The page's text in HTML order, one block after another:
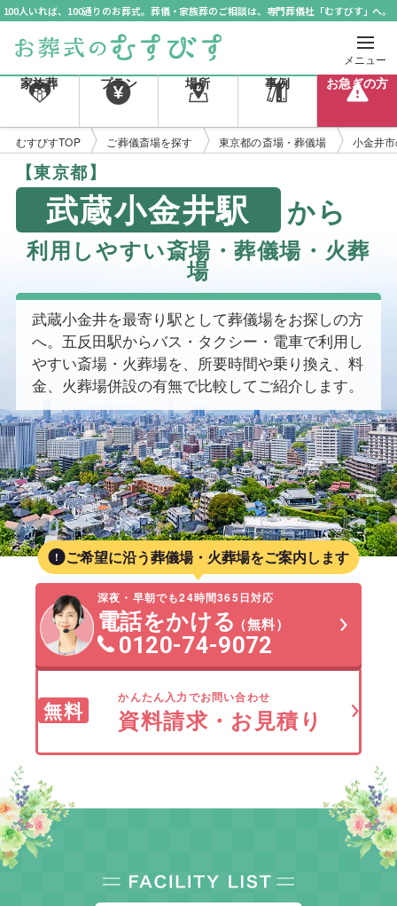
100人いれば、100通りのお葬式。葬儀・家族葬のご相談は、専門葬儀社「むすびす」へ。
メニュー
家族葬 プラン 場所 事例 お急ぎの方
むすびすTOP ご葬儀斎場を探す 東京都の斎場・葬儀場 小金井
【東京都】
武蔵小金井駅 から
利用しやすい斎場・葬儀場・火葬
場
武蔵小金井を最寄り駅として葬儀場をお探しの方
へ。五反田駅からバス・タクシー・電車で利用し
やすい斎場・火葬場を、所要時間や乗り換え、料
金、火葬場併設の有無で比較してご紹介します。
ご希望に沿う葬儀場・火葬場をご案内します
深夜・早朝でも24時間365日対応
電話をかける（無料）
0120-74-9072
無料
かんたん入力でお問い合わせ
資料請求・お見積り